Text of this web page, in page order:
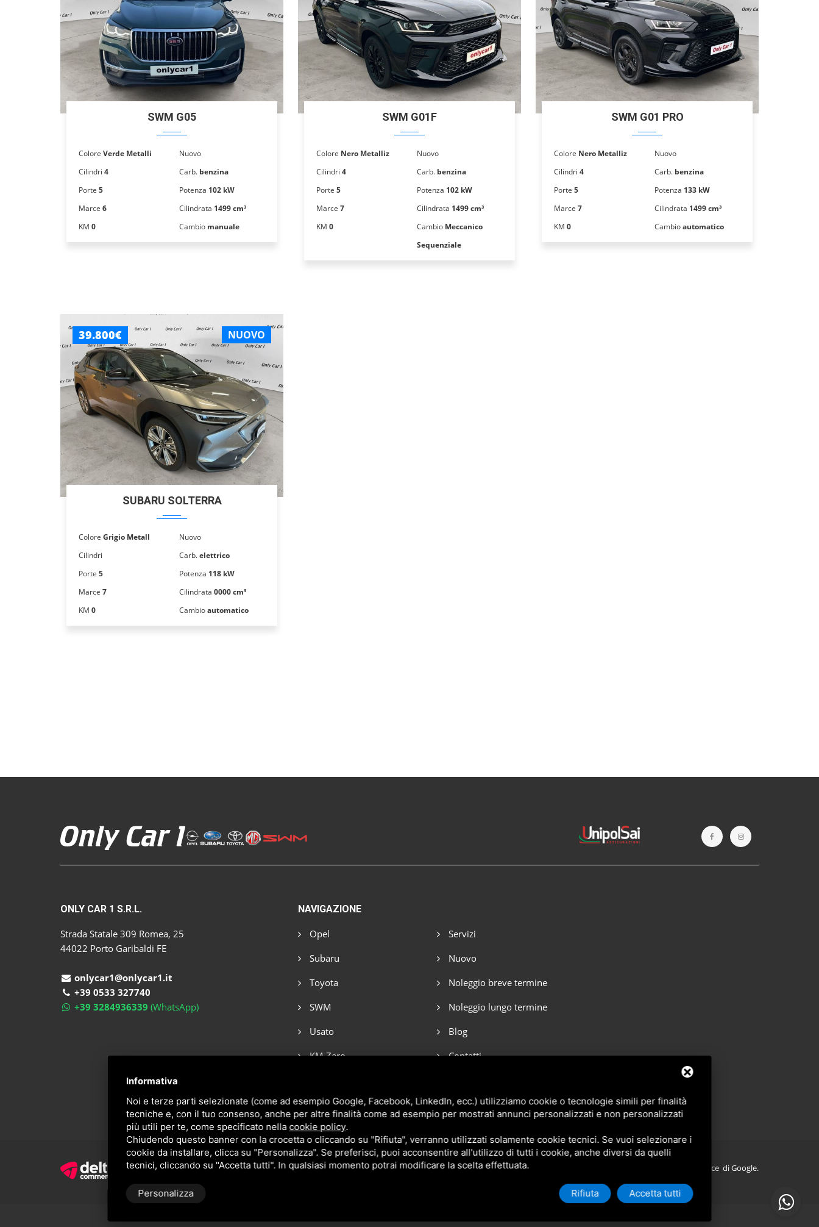
SWM G05
Colore Verde Metalli
Cilindri 4
Porte 5
Marce 6
KM 0
Nuovo
Carb. benzina
Potenza 102 kW
Cilindrata 1499 cm³
Cambio manuale
SWM G01F
Colore Nero Metalliz
Cilindri 4
Porte 5
Marce 7
KM 0
Nuovo
Carb. benzina
Potenza 102 kW
Cilindrata 1499 cm³
Cambio Meccanico
Sequenziale
SWM G01 PRO
Colore Nero Metalliz
Cilindri 4
Porte 5
Marce 7
KM 0
Nuovo
Carb. benzina
Potenza 133 kW
Cilindrata 1499 cm³
Cambioautomatico
39.800€ NUOVO
SUBARU SOLTERRA
Colore Grigio Metall
Cilindri
Porte 5
Marce 7
KM 0
Nuovo
Carb.elettrico
Potenza 118 kW
Cilindrata 0000 cm³
Cambioautomatico
ONLY CAR 1 S.R.L.
Strada Statale 309 Romea, 25
44022 Porto Garibaldi FE
onlycar1@onlycar1.it
+39 0533 327740
+39 3284936339 (WhatsApp)
NAVIGAZIONE
Opel
Subaru
Toyota
SWM
Usato
KM Zero
Servizi
Nuovo
Noleggio breve termine
Noleggio lungo termine
Blog
Contatti
P.I. 01285070387 •Privacy •Sitemap• Questo sito è protetto da Google reCAPTCHA v3, Terms Of Service di Google.
Informativa
Noi e terze parti selezionate (come ad esempio Google, Facebook, LinkedIn, ecc.) utilizziamo cookie o tecnologie simili per finalità
tecniche e, con il tuo consenso, anche per altre finalità come ad esempio per mostrati annunci personalizzati e non personalizzati
più utili per te, come specificato nella cookie policy.
Chiudendo questo banner con la crocetta o cliccando su "Rifiuta", verranno utilizzati solamente cookie tecnici. Se vuoi selezionare i
cookie da installare, clicca su "Personalizza". Se preferisci, puoi acconsentire all'utilizzo di tutti i cookie, anche diversi da quelli
tecnici, cliccando su "Accetta tutti". In qualsiasi momento potrai modificare la scelta effettuata.
Personalizza Rifiuta Accetta tutti